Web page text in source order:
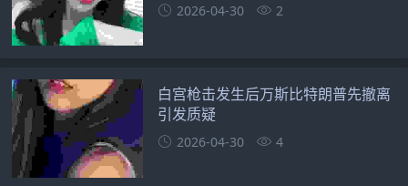
2026-04-30 2
白宫枪击发生后万斯比特朗普先撤离
引发质疑
2026-04-30 4